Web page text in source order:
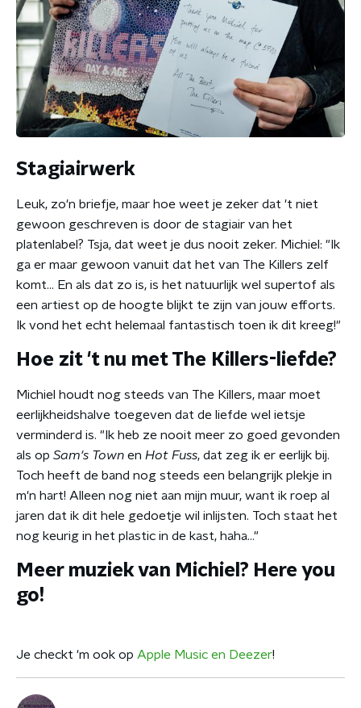
Stagiairwerk
Leuk, zo'n briefje, maar hoe weet je zeker dat 't niet
gewoon geschreven is door de stagiair van het
platenlabel? Tsja, dat weet je dus nooit zeker. Michiel: "Ik
ga er maar gewoon vanuit dat het van The Killers zelf
komt... En als dat zo is, is het natuurlijk wel supertof als
een artiest op de hoogte blijkt te zijn van jouw efforts.
Ik vond het echt helemaal fantastisch toen ik dit kreeg!"
Hoe zit 't nu met The Killers-liefde?
Michiel houdt nog steeds van The Killers, maar moet
eerlijkheidshalve toegeven dat de liefde wel ietsje
verminderd is. "Ik heb ze nooit meer zo goed gevonden
als op Sam's Town en Hot Fuss, dat zeg ik er eerlijk bij.
Toch heeft de band nog steeds een belangrijk plekje in
m'n hart! Alleen nog niet aan mijn muur, want ik roep al
jaren dat ik dit hele gedoetje wil inlijsten. Toch staat het
nog keurig in het plastic in de kast, haha..."
Meer muziek van Michiel? Here you
go!
Je checkt 'm ook op Apple Music en Deezer!